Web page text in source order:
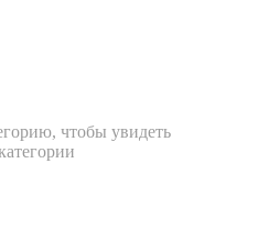
чтобы увидеть